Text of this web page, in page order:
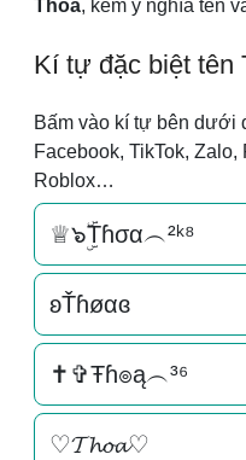
Thoa, kèm ý nghĩa tên
Kí tự đặc biệt tên
Bấm vào kí tự bên dưới
Facebook, TikTok,
Roblox…
♕๖ۣۜTɦσα︵²ᵏ⁸
ʚŤɦøαɞ
✝✞Ŧɦ๏ą︵³⁶
♡𝓣𝓱𝓸𝓪♡